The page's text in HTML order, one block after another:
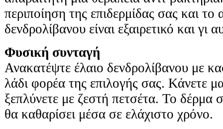
περιποίηση της επιδερμίδας σας και το
δενδρολίβανου είναι εξαιρετικό και γι
Φυσική συνταγή
Ανακατέψτε έλαιο δενδρολίβανου με
λάδι φορέα της επιλογής σας. Κάνετε
ξεπλύνετε με ζεστή πετσέτα. Το δέρμα
θα καθαρίσει μέσα σε ελάχιστο χρόνο.